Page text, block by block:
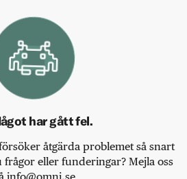
har gått fel.
åtgärda problemet så snart
eller funderingar? Mejla oss